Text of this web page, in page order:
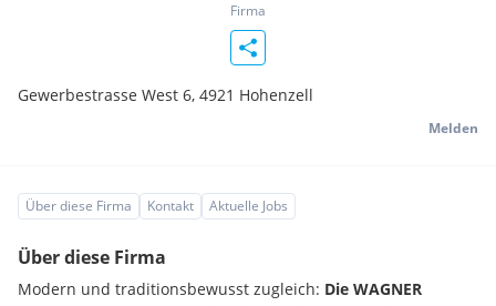
Firma
Gewerbestrasse West 6, 4921 Hohenzell
Melden
Über diese Firma Kontakt Aktuelle Jobs
Über diese Firma
Modern und traditionsbewusst zugleich: Die WAGNER